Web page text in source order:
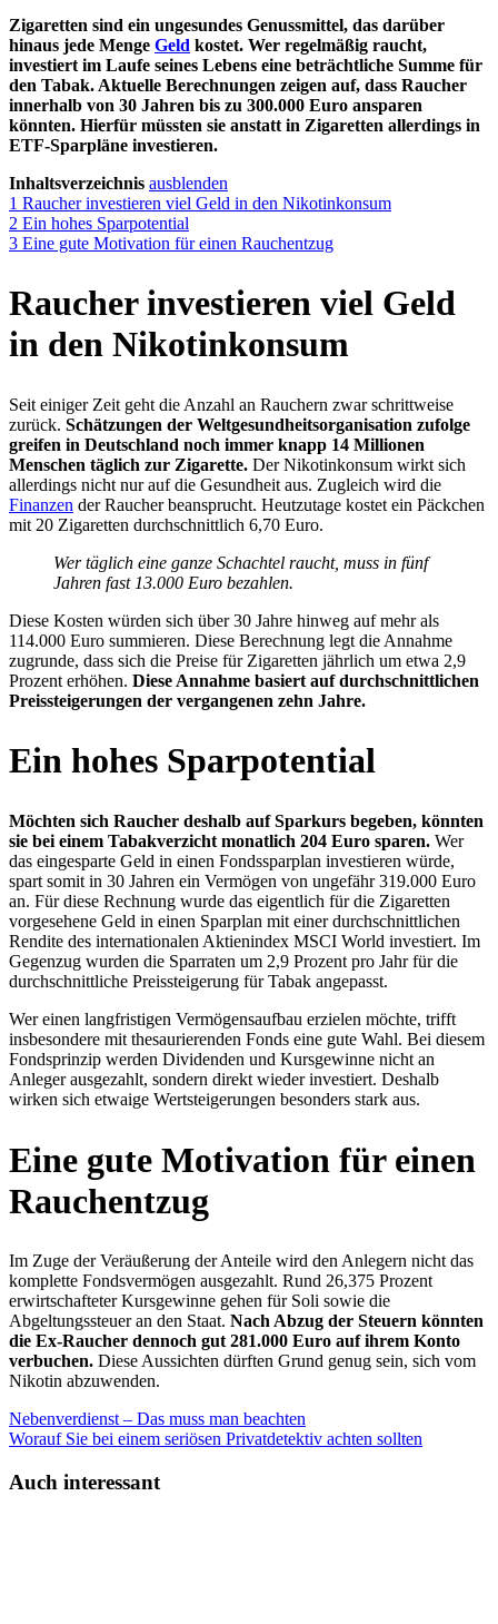
Zigaretten sind ein ungesundes Genussmittel, das darüber
hinaus jede Menge Geld kostet. Wer regelmäßig raucht,
investiert im Laufe seines Lebens eine beträchtliche Summe für
den Tabak. Aktuelle Berechnungen zeigen auf, dass Raucher
innerhalb von 30 Jahren bis zu 300.000 Euro ansparen
könnten. Hierfür müssten sie anstatt in Zigaretten allerdings in
ETF-Sparpläne investieren.
Inhaltsverzeichnis ausblenden
1 Raucher investieren viel Geld in den Nikotinkonsum
2 Ein hohes Sparpotential
3 Eine gute Motivation für einen Rauchentzug
Raucher investieren viel Geld
in den Nikotinkonsum
Seit einiger Zeit geht die Anzahl an Rauchern zwar schrittweise
zurück. Schätzungen der Weltgesundheitsorganisation zufolge
greifen in Deutschland noch immer knapp 14 Millionen
Menschen täglich zur Zigarette. Der Nikotinkonsum wirkt sich
allerdings nicht nur auf die Gesundheit aus. Zugleich wird die
Finanzen der Raucher beansprucht. Heutzutage kostet ein Päckchen
mit 20 Zigaretten durchschnittlich 6,70 Euro.
Wer täglich eine ganze Schachtel raucht, muss in fünf
Jahren fast 13.000 Euro bezahlen.
Diese Kosten würden sich über 30 Jahre hinweg auf mehr als
114.000 Euro summieren. Diese Berechnung legt die Annahme
zugrunde, dass sich die Preise für Zigaretten jährlich um etwa 2,9
Prozent erhöhen. Diese Annahme basiert auf durchschnittlichen
Preissteigerungen der vergangenen zehn Jahre.
Ein hohes Sparpotential
Möchten sich Raucher deshalb auf Sparkurs begeben, könnten
sie bei einem Tabakverzicht monatlich 204 Euro sparen. Wer
das eingesparte Geld in einen Fondssparplan investieren würde,
spart somit in 30 Jahren ein Vermögen von ungefähr 319.000 Euro
an. Für diese Rechnung wurde das eigentlich für die Zigaretten
vorgesehene Geld in einen Sparplan mit einer durchschnittlichen
Rendite des internationalen Aktienindex MSCI World investiert. Im
Gegenzug wurden die Sparraten um 2,9 Prozent pro Jahr für die
durchschnittliche Preissteigerung für Tabak angepasst.
Wer einen langfristigen Vermögensaufbau erzielen möchte, trifft
insbesondere mit thesaurierenden Fonds eine gute Wahl. Bei diesem
Fondsprinzip werden Dividenden und Kursgewinne nicht an
Anleger ausgezahlt, sondern direkt wieder investiert. Deshalb
wirken sich etwaige Wertsteigerungen besonders stark aus.
Eine gute Motivation für einen
Rauchentzug
Im Zuge der Veräußerung der Anteile wird den Anlegern nicht das
komplette Fondsvermögen ausgezahlt. Rund 26,375 Prozent
erwirtschafteter Kursgewinne gehen für Soli sowie die
Abgeltungssteuer an den Staat. Nach Abzug der Steuern könnten
die Ex-Raucher dennoch gut 281.000 Euro auf ihrem Konto
verbuchen. Diese Aussichten dürften Grund genug sein, sich vom
Nikotin abzuwenden.
Nebenverdienst – Das muss man beachten
Worauf Sie bei einem seriösen Privatdetektiv achten sollten
Auch interessant